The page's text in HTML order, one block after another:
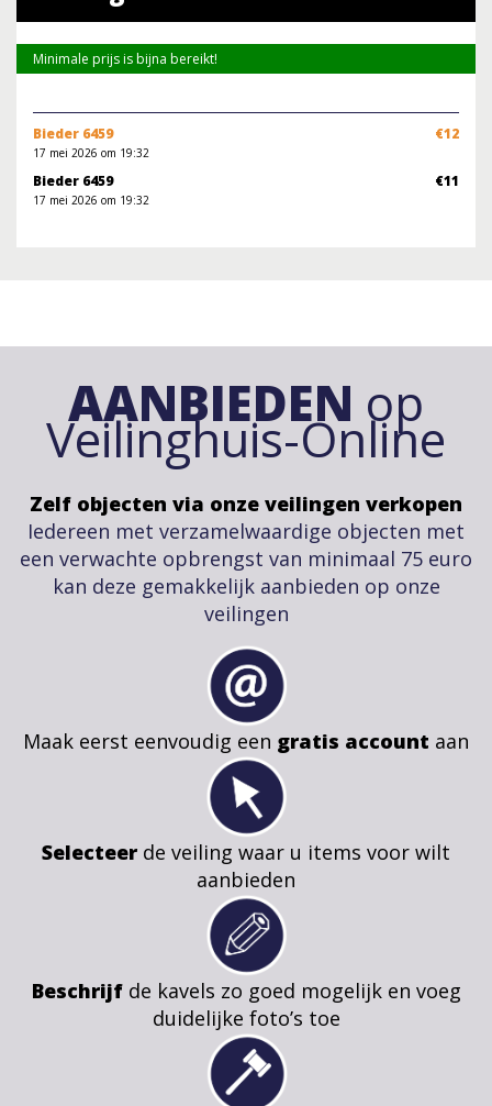
Minimale prijs is bijna bereikt!
Bieder 6459 €12
17 mei 2026 om 19:32
Bieder 6459 €11
17 mei 2026 om 19:32
AANBIEDEN op
Veilinghuis-Online
Zelf objecten via onze veilingen verkopen
Iedereen met verzamelwaardige objecten met
een verwachte opbrengst van minimaal 75 euro
kan deze gemakkelijk aanbieden op onze
veilingen
Maak eerst eenvoudig een gratis account aan
Selecteer de veiling waar u items voor wilt
aanbieden
Beschrijfde kavels zo goed mogelijk en voeg
duidelijke foto’s toe